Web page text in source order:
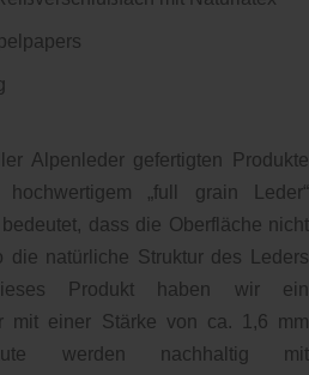
Alpenleder gefertigten Produkte
„full grain Leder“
dass die Oberfläche nicht
die natürliche Struktur des Leders
Produkt haben wir ein
mit einer Stärke von ca. 1,6 mm
werden nachhaltig mit